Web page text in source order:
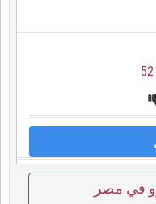
في مصر